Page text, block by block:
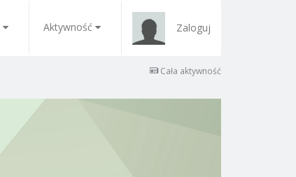
Aktywność Zaloguj
Cała aktywność